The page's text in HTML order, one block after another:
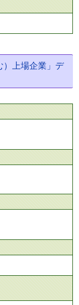
）上場企業」デ